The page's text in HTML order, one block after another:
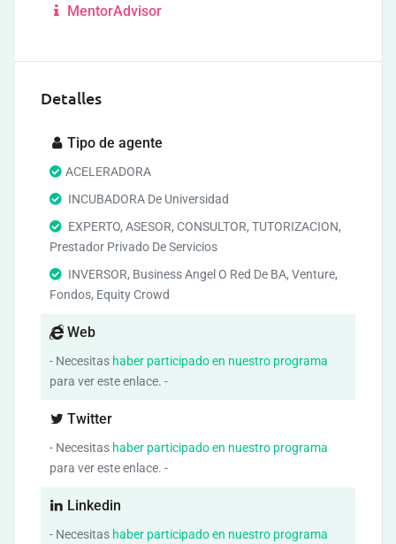
MentorAdvisor
Detalles
Tipo de agente
ACELERADORA
INCUBADORA De Universidad
EXPERTO, ASESOR, CONSULTOR, TUTORIZACION,
Prestador Privado De Servicios
INVERSOR, Business Angel O Red De BA, Venture,
Fondos, Equity Crowd
Web
- Necesitas haber participado en nuestro programa
para ver este enlace. -
Twitter
- Necesitas haber participado en nuestro programa
para ver este enlace. -
Linkedin
- Necesitas haber participado en nuestro programa